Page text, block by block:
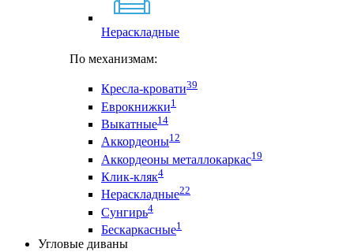
Нераскладные
По механизмам:
Кресла-кровати39
Еврокнижки1
Выкатные14
Аккордеоны12
Аккордеоны металлокаркас19
Клик-кляк4
Нераскладные22
Сунгирь4
Бескаркасные1
Угловые диваны